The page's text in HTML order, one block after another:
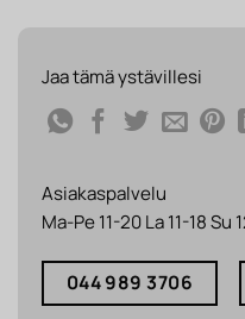
Jaa tämä ystävillesi
Asiakaspalvelu
Ma-Pe 11-20 La 11-18 Su
044 989 3706